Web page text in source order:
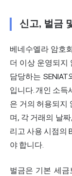
신고, 벌금
베네수엘라 암호
더 이상 운영되지
담당하는
입니다. 개인 소득
은 거의 허용되지
며, 각 거래의 날
리고 사용 시점의
야 합니다.
벌금은 기본 세